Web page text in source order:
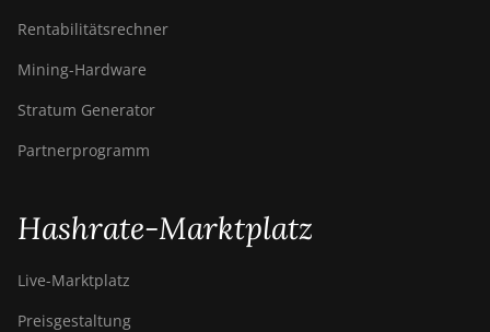
Rentabilitätsrechner
Mining-Hardware
Stratum Generator
Partnerprogramm
Hashrate-Marktplatz
Live-Marktplatz
Preisgestaltung